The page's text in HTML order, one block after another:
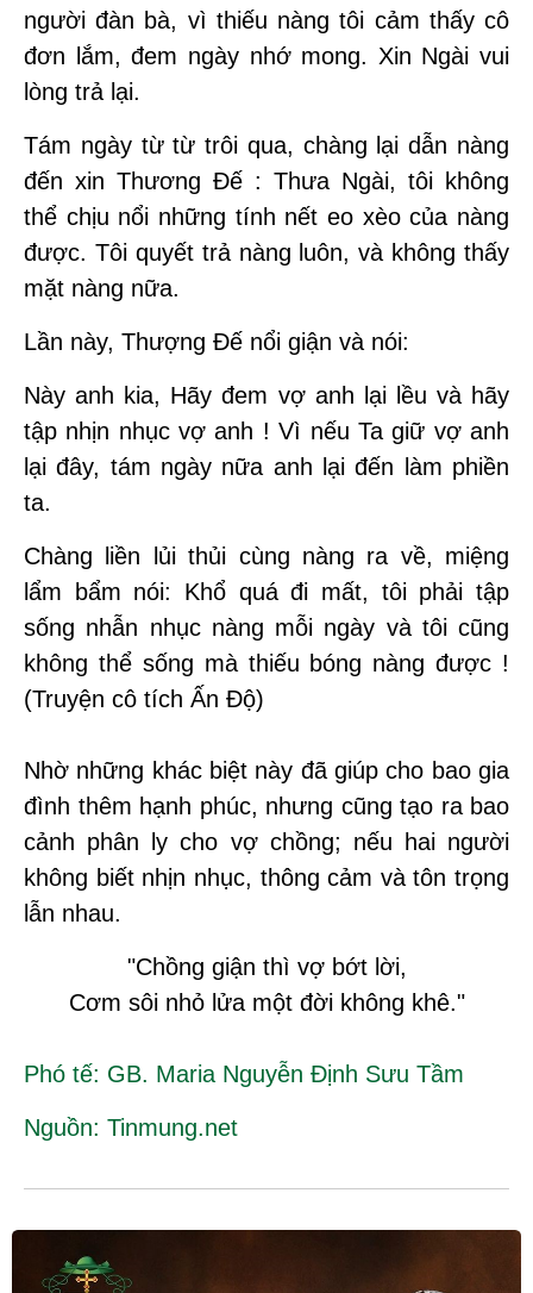
người đàn bà, vì thiếu nàng tôi cảm thấy cô
đơn lắm, đem ngày nhớ mong. Xin Ngài vui
lòng trả lại.
Tám ngày từ từ trôi qua, chàng lại dẫn nàng
đến xin Thương Đế : Thưa Ngài, tôi không
thể chịu nổi những tính nết eo xèo của nàng
được. Tôi quyết trả nàng luôn, và không thấy
mặt nàng nữa.
Lần này, Thượng Đế nổi giận và nói:
Này anh kia, Hãy đem vợ anh lại lều và hãy
tập nhịn nhục vợ anh ! Vì nếu Ta giữ vợ anh
lại đây, tám ngày nữa anh lại đến làm phiền
ta.
Chàng liền lủi thủi cùng nàng ra về, miệng
lẩm bẩm nói: Khổ quá đi mất, tôi phải tập
sống nhẫn nhục nàng mỗi ngày và tôi cũng
không thể sống mà thiếu bóng nàng được !
(Truyện cô tích Ấn Độ)
Nhờ những khác biệt này đã giúp cho bao gia
đình thêm hạnh phúc, nhưng cũng tạo ra bao
cảnh phân ly cho vợ chồng; nếu hai người
không biết nhịn nhục, thông cảm và tôn trọng
lẫn nhau.
"Chồng giận thì vợ bớt lời,
Cơm sôi nhỏ lửa một đời không khê."
Phó tế: GB. Maria Nguyễn Định Sưu Tầm
Nguồn: Tinmung.net